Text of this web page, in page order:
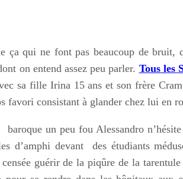
ça qui ne font pas beaucoup de bruit,
on entend assez peu parler. Tous les
sa fille Irina 15 ans et son frère
favori consistant à glander chez lui en
baroque un peu fou Alessandro
d’amphi devant des étudiants
guérir de la piqûre de la